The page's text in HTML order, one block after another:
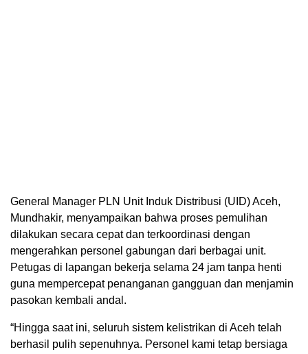
General Manager PLN Unit Induk Distribusi (UID) Aceh,
Mundhakir, menyampaikan bahwa proses pemulihan
dilakukan secara cepat dan terkoordinasi dengan
mengerahkan personel gabungan dari berbagai unit.
Petugas di lapangan bekerja selama 24 jam tanpa henti
guna mempercepat penanganan gangguan dan menjamin
pasokan kembali andal.
“Hingga saat ini, seluruh sistem kelistrikan di Aceh telah
berhasil pulih sepenuhnya. Personel kami tetap bersiaga